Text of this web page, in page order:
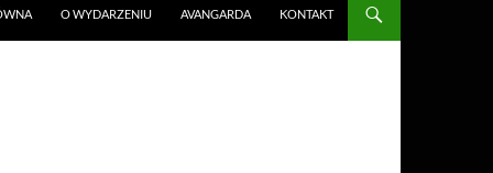
O WYDARZENIU AVANGARDA KONTAKT